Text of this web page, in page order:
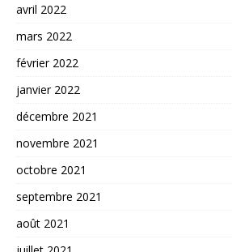
avril 2022
mars 2022
février 2022
janvier 2022
décembre 2021
novembre 2021
octobre 2021
septembre 2021
août 2021